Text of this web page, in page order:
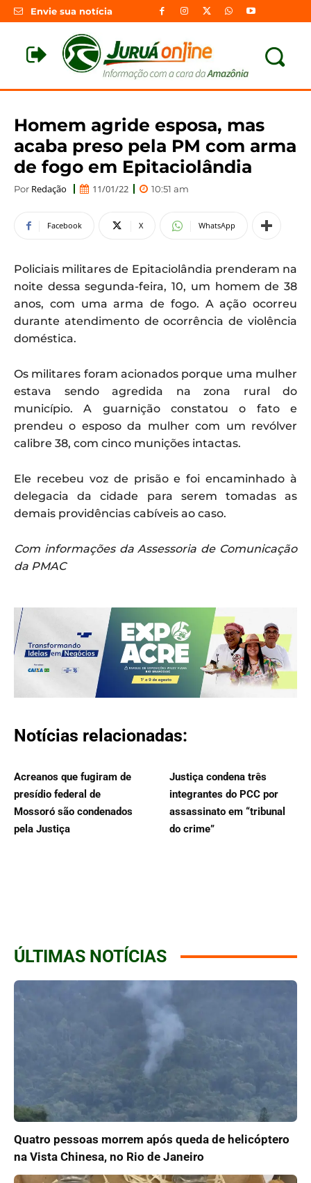
Envie sua notícia
Homem agride esposa, mas
acaba preso pela PM com arma
de fogo em Epitaciolândia
Por Redação 11/01/22 10:51 am
Facebook X WhatsApp
Policiais militares de Epitaciolândia prenderam na
noite dessa segunda-feira, 10, um homem de 38
anos, com uma arma de fogo. A ação ocorreu
durante atendimento de ocorrência de violência
doméstica.
Os militares foram acionados porque uma mulher
estava sendo agredida na zona rural do
município. A guarnição constatou o fato e
prendeu o esposo da mulher com um revólver
calibre 38, com cinco munições intactas.
Ele recebeu voz de prisão e foi encaminhado à
delegacia da cidade para serem tomadas as
demais providências cabíveis ao caso.
Com informações da Assessoria de Comunicação
da PMAC
Notícias relacionadas:
Acreanos que fugiram de
presídio federal de
Mossoró são condenados
pela Justiça
Justiça condena três
integrantes do PCC por
assassinato em “tribunal
do crime”
ÚLTIMAS NOTÍCIAS
Quatro pessoas morrem após queda de helicóptero
na Vista Chinesa, no Rio de Janeiro